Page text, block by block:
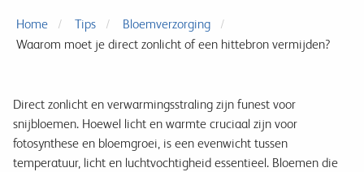
Home Tips
Bloemverzorging
Waarom moet je direct zonlicht of een hittebron vermijden?
Direct zonlicht en verwarmingsstraling zijn funest voor
snijbloemen. Hoewel licht en warmte cruciaal zijn voor
fotosynthese en bloemgroei, is een evenwicht tussen
temperatuur, licht en luchtvochtigheid essentieel. Bloemen die